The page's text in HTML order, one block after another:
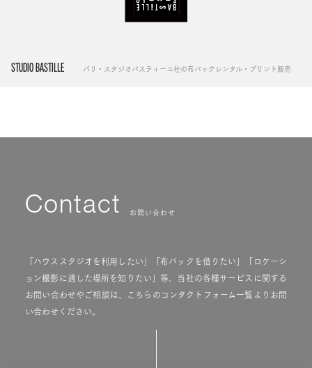
STUDIO BASTILLE パリ・スタジオバスティーユ社の布バックレンタル・プリント販売
Contact お問い合わせ
「ハウススタジオを利用したい」「布バックを借りたい」「ロケーシ
ョン撮影に適した場所を知りたい」等、当社の各種サービスに関する
お問い合わせやご相談は、こちらのコンタクトフォーム一覧よりお問
い合わせください。